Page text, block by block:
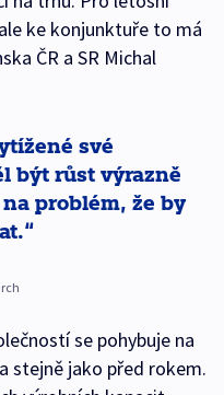
ke konjunktuře to má
ČR a SR Michal
své
být růst výrazně
problém, že by
se pohybuje na
stejně jako před rokem.